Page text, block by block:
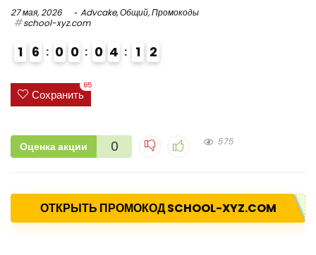
27 мая, 2026 Advcake,Общий,Промокоды
school-xyz.com
1 6 0 0 0 4 1 1
2
Сохранить
85
Оценка акции 0 575
ОТКРЫТЬ ПРОМОКОД SCHOOL-XYZ.COM